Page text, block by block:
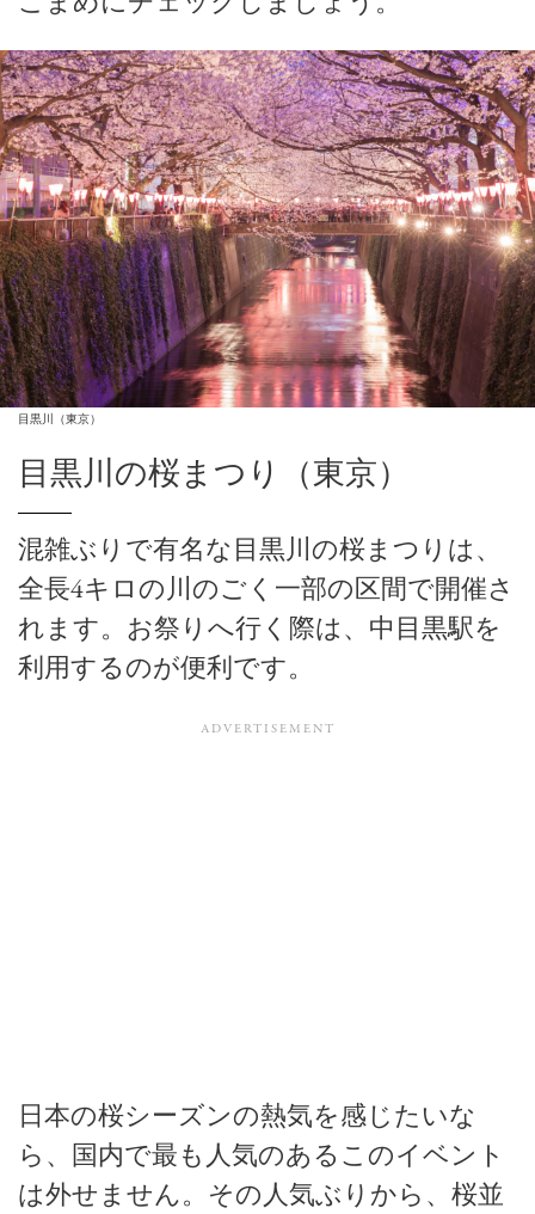
目黒川（東京）
目黒川の桜まつり（東京）
混雑ぶりで有名な目黒川の桜まつりは、
全長4キロの川のごく一部の区間で開催さ
れます。お祭りへ行く際は、中目黒駅を
利用するのが便利です。
日本の桜シーズンの熱気を感じたいな
ら、国内で最も人気のあるこのイベント
は外せません。その人気ぶりから、桜並